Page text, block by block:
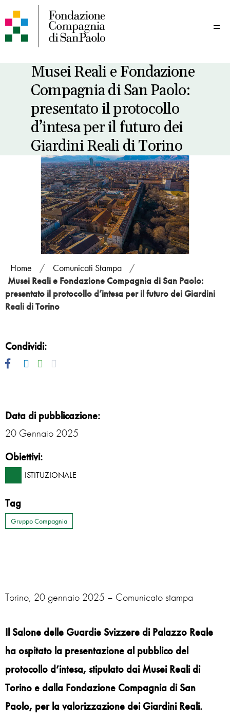
Musei Reali e Fondazione
Compagnia di San Paolo:
presentato il protocollo
d’intesa per il futuro dei
Giardini Reali di Torino
Home / Comunicati Stampa
/
Musei Reali e Fondazione Compagnia di San Paolo:
presentato il protocollo d’intesa per il futuro dei Giardini
Reali di Torino
Condividi:
Facebook
Twitter
LinkedinWhatsapp
Mail
Data di pubblicazione:
20 Gennaio 2025
Obiettivi:
ISTITUZIONALE
Tag
Gruppo Compagnia
Torino, 20 gennaio 2025 – Comunicato stampa
Il Salone delle Guardie Svizzere di Palazzo Reale
ha ospitato la presentazione al pubblico del
protocollo d’intesa, stipulato dai Musei Reali di
Torino e dalla Fondazione Compagnia di San
Paolo, per la valorizzazione dei Giardini Reali.